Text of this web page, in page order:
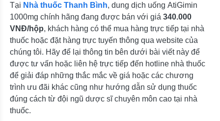
Tại Nhà thuốc Thanh Bình, dung dịch uống AtiGimin
1000mg chính hãng đang được bán với giá 340.000
VNĐ/hộp, khách hàng có thể mua hàng trực tiếp tại nhà
thuốc hoặc đặt hàng trực tuyến thông qua website của
chúng tôi. Hãy để lại thông tin bên dưới bài viết này để
được tư vấn hoặc liên hệ trực tiếp đến hotline nhà thuốc
để giải đáp những thắc mắc về giá hoặc các chương
trình ưu đãi khác cũng như hướng dẫn sử dụng thuốc
đúng cách từ đội ngũ dược sĩ chuyên môn cao tại nhà
thuốc.